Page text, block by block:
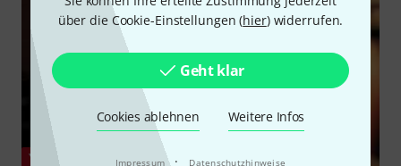
über die Cookie-Einstellungen (hier) widerrufen.
Geht klar
Cookies ablehnen Weitere Infos
Impressum · Datenschutzhinweise
YOUTUBE